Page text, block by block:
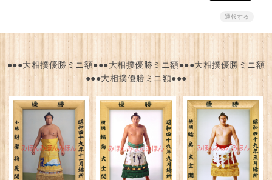
通報する
●●●大相撲優勝ミニ額●●●大相撲優勝ミニ額●●●大相撲優勝ミニ額
●●●大相撲優勝ミニ額●●●